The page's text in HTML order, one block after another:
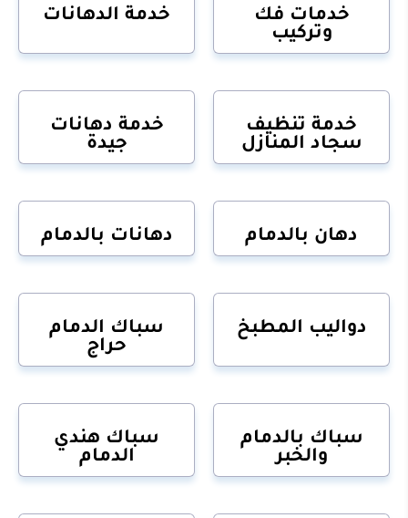
خدمات فك
وتركيب
خدمة الدهانات
خدمة تنظيف
سجاد المنازل
خدمة دهانات
جيدة
دهان بالدمام دهانات بالدمام
دواليب المطبخ
سباك الدمام
حراج
سباك بالدمام
والخبر
سباك هندي
الدمام